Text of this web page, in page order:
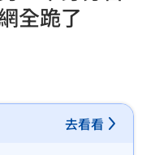
全跪了
去看看